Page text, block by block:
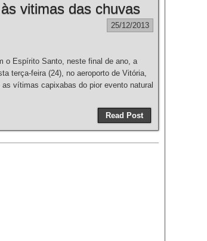
vitimas das chuvas
25/12/2013
o Espírito Santo, neste final de ano, a
terça-feira (24), no aeroporto de Vitória,
vítimas capixabas do pior evento natural
Read Post